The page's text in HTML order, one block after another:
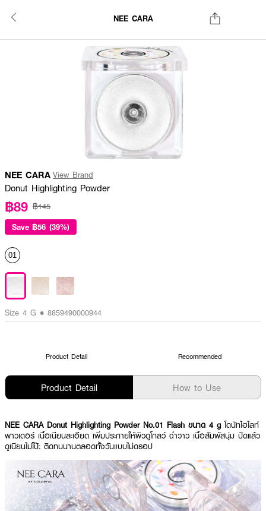
NEE CARA
NEE CARA View Brand
Donut Highlighting Powder
฿89 ฿145
Save ฿56 (39%)
01
Size 4 G • 8859490000944
Product Detail Recommended
Product Detail How to Use
NEE CARA Donut Highlighting Powder No.01 Flash ขนาด 4 g โดนัทไฮไลท์
พาวเดอร์ เนื้อเนียนละเอียด เพิ่มประกายให้ผิวดูโกลว์ ฉ่ำวาว เนื้อสัมผัสนุ่ม ปัดแล้ว
ดูเนียนไม่โป๊ะ ติดทนนานตลอดทั้งวันแบบไม่ดรอป